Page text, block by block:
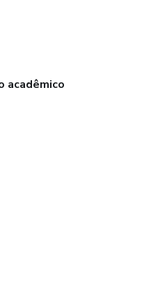
acadêmico